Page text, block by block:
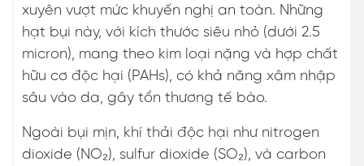
xuyên vượt mức khuyến nghị an toàn. Những
hạt bụi này, với kích thước siêu nhỏ (dưới 2.5
micron), mang theo kim loại nặng và hợp chất
hữu cơ độc hại (PAHs), có khả năng xâm nhập
sâu vào da, gây tổn thương tế bào.
Ngoài bụi mịn, khí thải độc hại như nitrogen
dioxide (NO₂), sulfur dioxide (SO₂), và carbon